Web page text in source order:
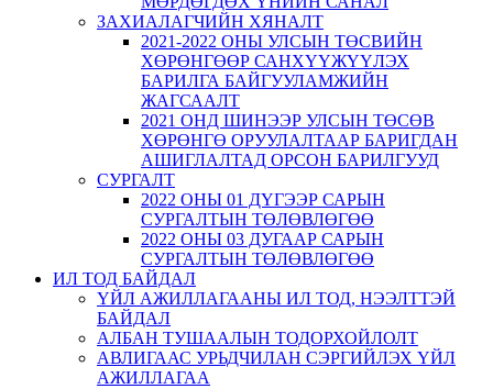
ЗАХИАЛАГЧИЙН ХЯНАЛТ
2021-2022 ОНЫ УЛСЫН ТӨСВИЙН
ХӨРӨНГӨӨР САНХҮҮЖҮҮЛЭХ
БАРИЛГА БАЙГУУЛАМЖИЙН
ЖАГСААЛТ
2021 ОНД ШИНЭЭР УЛСЫН ТӨСӨВ
ХӨРӨНГӨ ОРУУЛАЛТААР БАРИГДАН
АШИГЛАЛТАД ОРСОН БАРИЛГУУД
СУРГАЛТ
2022 ОНЫ 01 ДҮГЭЭР САРЫН
СУРГАЛТЫН ТӨЛӨВЛӨГӨӨ
2022 ОНЫ 03 ДУГААР САРЫН
СУРГАЛТЫН ТӨЛӨВЛӨГӨӨ
ИЛ ТОД БАЙДАЛ
ҮЙЛ АЖИЛЛАГААНЫ ИЛ ТОД, НЭЭЛТТЭЙ
БАЙДАЛ
АЛБАН ТУШААЛЫН ТОДОРХОЙЛОЛТ
АВЛИГААС УРЬДЧИЛАН СЭРГИЙЛЭХ ҮЙЛ
АЖИЛЛАГАА